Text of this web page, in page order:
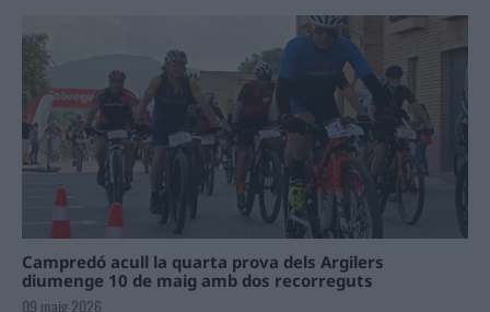
Campredó acull la quarta prova dels Argilers
diumenge 10 de maig amb dos recorreguts
09 maig 2026